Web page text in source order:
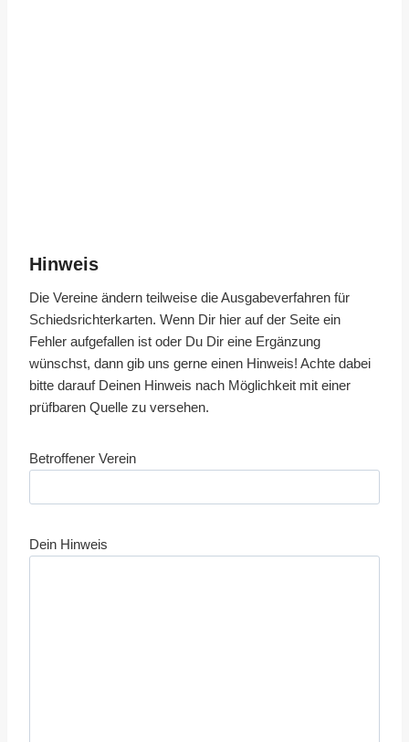
Hinweis
Die Vereine ändern teilweise die Ausgabeverfahren für
Schiedsrichterkarten. Wenn Dir hier auf der Seite ein
Fehler aufgefallen ist oder Du Dir eine Ergänzung
wünschst, dann gib uns gerne einen Hinweis! Achte dabei
bitte darauf Deinen Hinweis nach Möglichkeit mit einer
prüfbaren Quelle zu versehen.
Betroffener Verein
Dein Hinweis